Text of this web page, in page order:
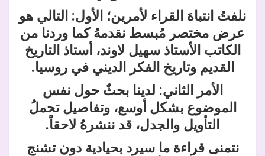
نلفتُ انتباهَ القراء لأمرين؛ الأول: التالي هو
عرض مختصر مُبسط نقدمهُ كما وردنا من
الكاتب الأستاذ سهيل لاوند، أستاذ التاريخ
القديم وتاريخ الفكر الديني في روسيا.
الأمر الثاني: لدينا بحثٌ حول نفس
الموضوع بشكل أوسع، وتفاصيل تحملُ
التأويل والجدل، قد ننشرهُ لاحقاً.
نتمنى قراءة ما سيرد بحيادية دون تشنج